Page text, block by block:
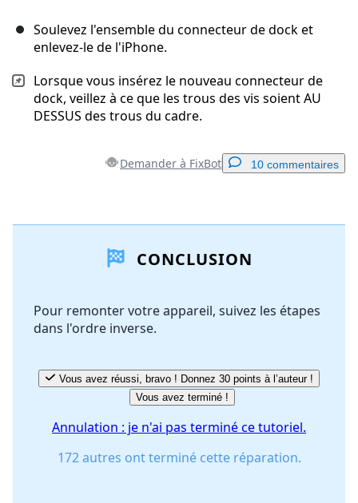
Soulevez l'ensemble du connecteur de dock et
enlevez-le de l'iPhone.
Lorsque vous insérez le nouveau connecteur de
dock, veillez à ce que les trous des vis soient AU
DESSUS des trous du cadre.
Demander à FixBot 10 commentaires
Ajouter un commentaire
Annuler
CONCLUSION
Pour remonter votre appareil, suivez les étapes
dans l'ordre inverse.
Vous avez réussi, bravo ! Donnez 30 points à l’auteur !
Vous avez terminé !
Annulation : je n'ai pas terminé ce tutoriel.
172 autres ont terminé cette réparation.